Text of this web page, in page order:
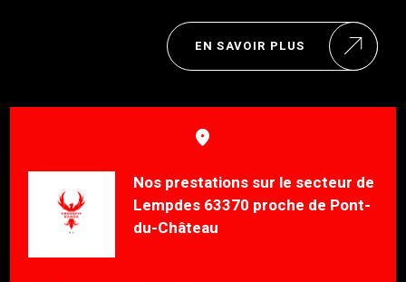
EN SAVOIR PLUS
Nos prestations sur le secteur de
Lempdes 63370 proche de Pont-
du-Château